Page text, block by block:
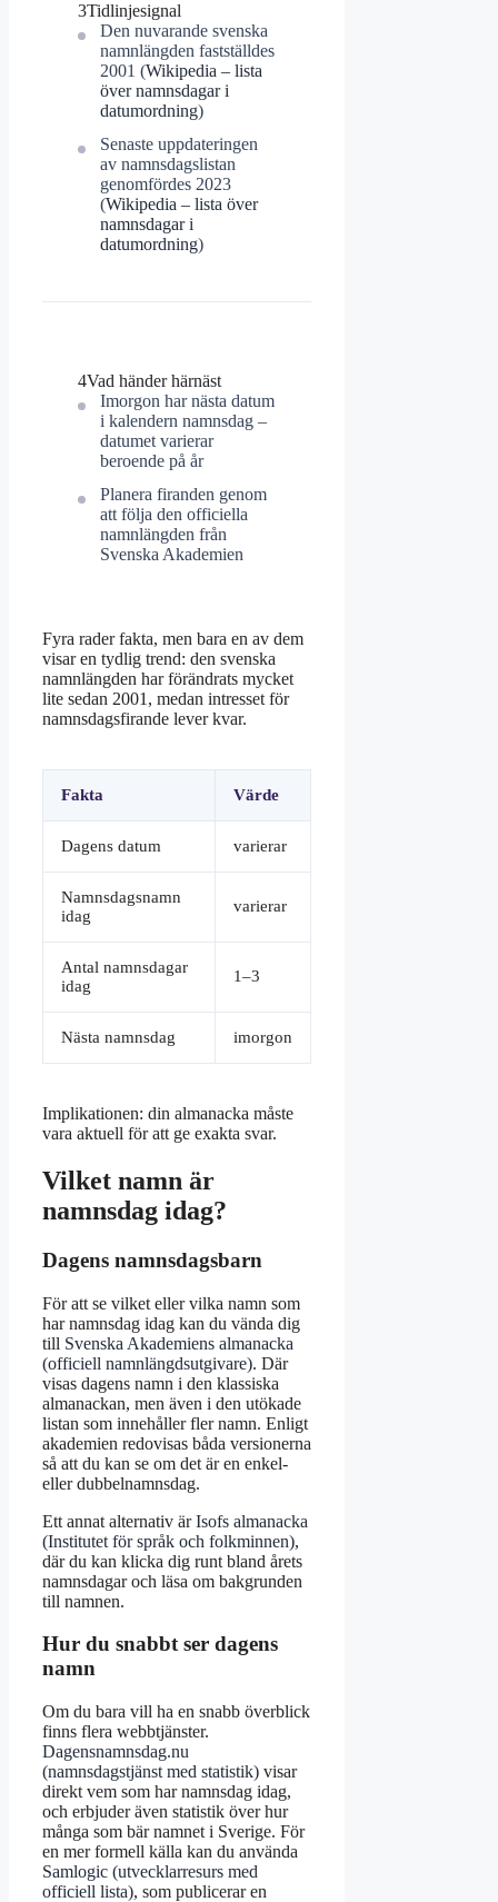
3Tidlinjesignal
Den nuvarande svenska
namnlängden fastställdes
2001 (Wikipedia – lista
över namnsdagar i
datumordning)
Senaste uppdateringen
av namnsdagslistan
genomfördes 2023
(Wikipedia – lista över
namnsdagar i
datumordning)
4Vad händer härnäst
Imorgon har nästa datum
i kalendern namnsdag –
datumet varierar
beroende på år
Planera firanden genom
att följa den officiella
namnlängden från
Svenska Akademien
Fyra rader fakta, men bara en av dem
visar en tydlig trend: den svenska
namnlängden har förändrats mycket
lite sedan 2001, medan intresset för
namnsdagsfirande lever kvar.
Fakta Värde
Dagens datum varierar
Namnsdagsnamn
idag
varierar
Antal namnsdagar
idag
1–3
Nästa namnsdag imorgon
Implikationen: din almanacka måste
vara aktuell för att ge exakta svar.
Vilket namn är
namnsdag idag?
Dagens namnsdagsbarn
För att se vilket eller vilka namn som
har namnsdag idag kan du vända dig
till Svenska Akademiens almanacka
(officiell namnlängdsutgivare). Där
visas dagens namn i den klassiska
almanackan, men även i den utökade
listan som innehåller fler namn. Enligt
akademien redovisas båda versionerna
så att du kan se om det är en enkel-
eller dubbelnamnsdag.
Ett annat alternativ ärIsofs almanacka
(Institutet för språk och folkminnen),
där du kan klicka dig runt bland årets
namnsdagar och läsa om bakgrunden
till namnen.
Hur du snabbt ser dagens
namn
Om du bara vill ha en snabb överblick
finns flera webbtjänster.
Dagensnamnsdag.nu
(namnsdagstjänst med statistik) visar
direkt vem som har namnsdag idag,
och erbjuder även statistik över hur
många som bär namnet i Sverige. För
en mer formell källa kan du använda
Samlogic (utvecklarresurs med
officiell lista), som publicerar en